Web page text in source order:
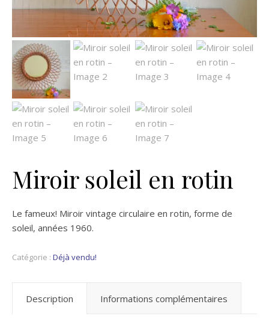
Miroir soleil en rotin
Le fameux! Miroir vintage circulaire en rotin, forme de
soleil, années 1960.
Catégorie : Déjà vendu!
Description Informations complémentaires